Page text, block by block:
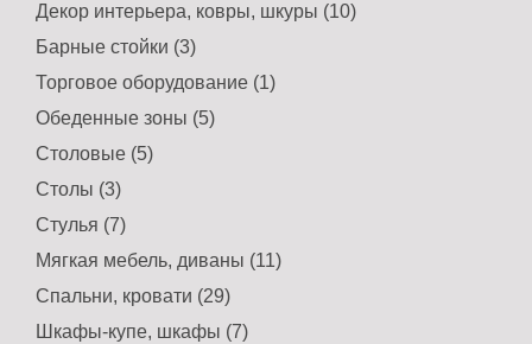
Декор интерьера, ковры, шкуры (10)
Барные стойки (3)
Торговое оборудование (1)
Обеденные зоны (5)
Столовые (5)
Столы (3)
Стулья (7)
Мягкая мебель, диваны (11)
Спальни, кровати (29)
Шкафы-купе, шкафы (7)